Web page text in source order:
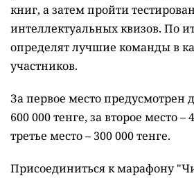
книг, а затем пройти
интеллектуальных квизов. По
определят лучшие команды в
участников.
За первое место
600 000 тенге, за второе место –
третье место – 300 000 тенге.
Присоединиться к марафону